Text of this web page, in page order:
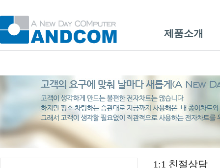
제품소개
1:1 친절상담